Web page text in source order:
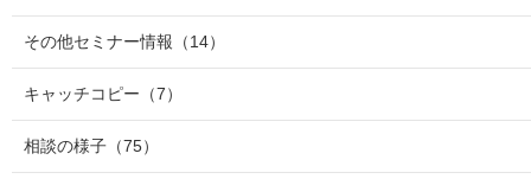
その他セミナー情報 （14）
キャッチコピー （7）
相談の様子 （75）